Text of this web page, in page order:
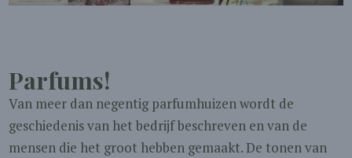
Parfums!
Van meer dan negentig parfumhuizen wordt de
geschiedenis van het bedrijf beschreven en van de
mensen die het groot hebben gemaakt. De tonen van